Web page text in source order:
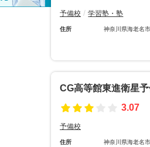
予備校 学習塾・塾
住所 神奈川県海老名
CG高等館東進衛星
3.07
予備校
住所 神奈川県海老名